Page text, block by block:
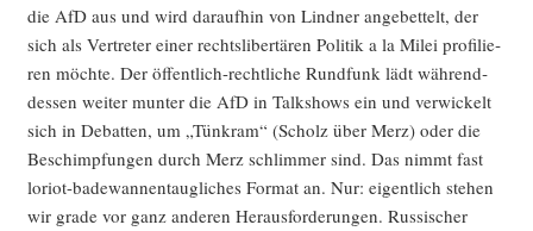
die AfD aus und wird dar­auf­hin von Lind­ner ange­bet­telt, der
sich als Ver­tre­ter einer rechts­li­ber­tä­ren Poli­tik a la Milei pro­fi­lie­
ren möch­te. Der öffent­lich-recht­li­che Rund­funk lädt wäh­rend­
des­sen wei­ter mun­ter die AfD in Talk­shows ein und ver­wi­ckelt
sich in Debat­ten, um „Tün­kram“ (Scholz über Merz) oder die
Beschimp­fun­gen durch Merz schlim­mer sind. Das nimmt fast
lori­ot-bade­wan­nen­taug­li­ches For­mat an. Nur: eigent­lich ste­hen
wir gra­de vor ganz ande­ren Her­aus­for­de­run­gen. Rus­si­scher